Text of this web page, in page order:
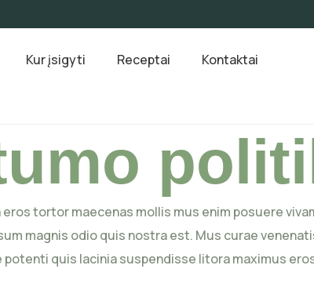
Kur įsigyti Receptai Kontaktai
tortor maecenas mollis mus enim posuere
magnis odio quis nostra est. Mus curae
quis lacinia suspendisse litora maximus